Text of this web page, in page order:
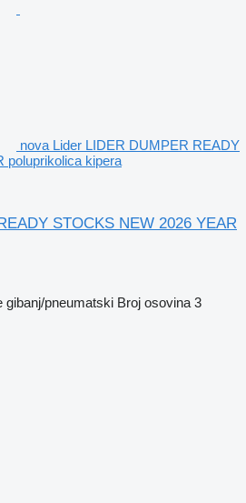
nova Lider LIDER DUMPER READY
poluprikolica kipera
STOCKS NEW 2026 YEAR
gibanj/pneumatski Broj osovina 3